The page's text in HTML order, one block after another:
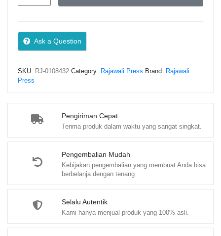
Pengiriman Cepat
Terima produk dalam waktu yang sangat singkat.
Pengembalian Mudah
Kebijakan pengembalian yang membuat Anda bisa
berbelanja dengan tenang
Selalu Autentik
Kami hanya menjual produk yang 100% asli.
(TEORI
DAN
–
S.Pt.,
Ask a Question
SKU: RJ-0108432 Category: Rajawali Press Brand: Rajawali
Press